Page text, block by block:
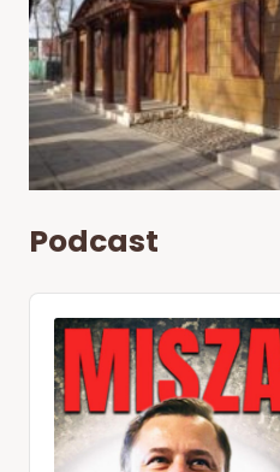
Podcast
Audio
Player